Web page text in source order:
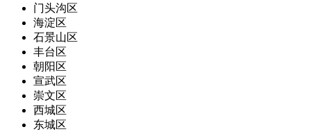
门头沟区
海淀区
石景山区
丰台区
朝阳区
宣武区
崇文区
西城区
东城区